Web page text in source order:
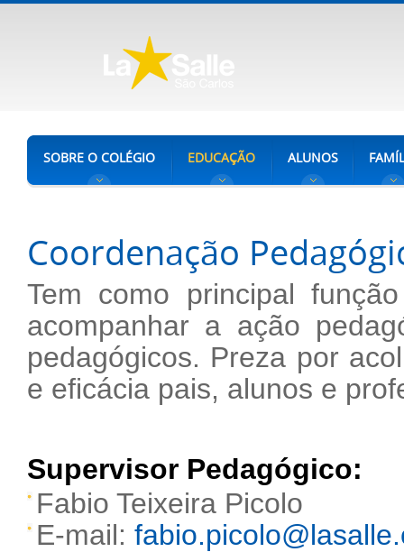
SOBRE O COLÉGIO EDUCAÇÃO ALUNOS
Coordenação
Tem como principal
acompanhar a ação
pedagógicos. Preza por
e eficácia pais, alunos e
Supervisor Pedagógico:
Fabio Teixeira Picolo
E-mail: